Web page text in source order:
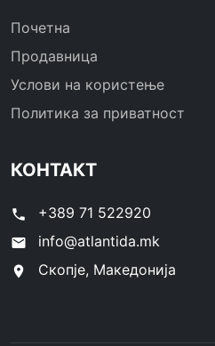
Почетна
Продавница
Услови на користење
Политика за приватност
КОНТАКТ
phone +389 71 522920
email info@atlantida.mk
location_on Скопје, Македонија